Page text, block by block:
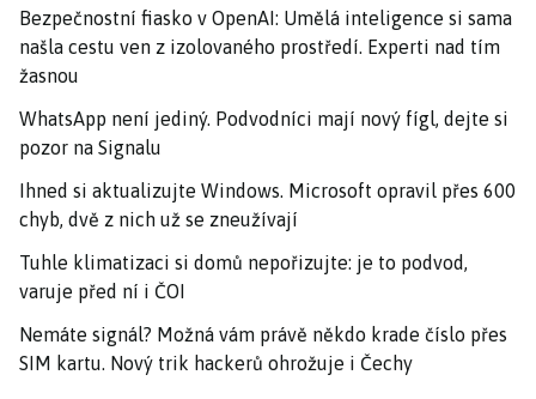
Bezpečnostní fiasko v OpenAI: Umělá inteligence si sama
našla cestu ven z izolovaného prostředí. Experti nad tím
žasnou
WhatsApp není jediný. Podvodníci mají nový fígl, dejte si
pozor na Signalu
Ihned si aktualizujte Windows. Microsoft opravil přes 600
chyb, dvě z nich už se zneužívají
Tuhle klimatizaci si domů nepořizujte: je to podvod,
varuje před ní i ČOI
Nemáte signál? Možná vám právě někdo krade číslo přes
SIM kartu. Nový trik hackerů ohrožuje i Čechy